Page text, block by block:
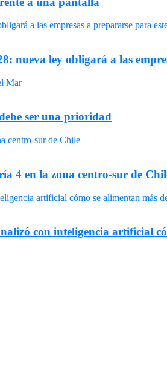
nueva ley obligará a las
ser una prioridad
4 en la zona centro-sur de
con inteligencia artificial